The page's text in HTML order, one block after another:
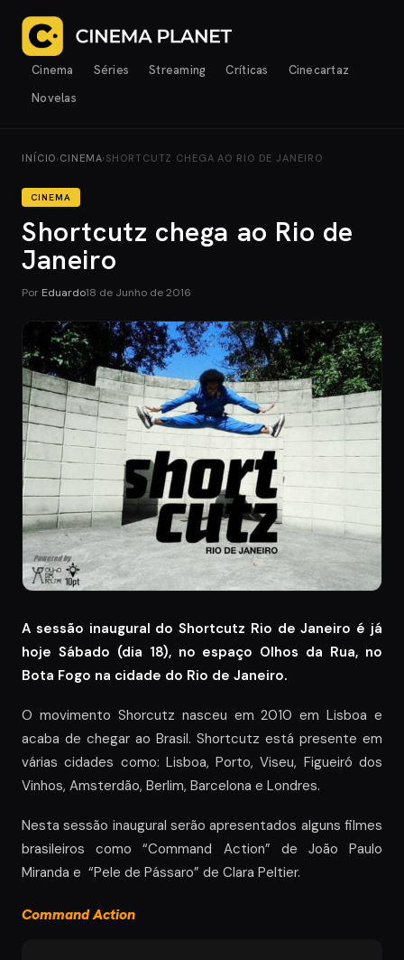
Cinema Séries Streaming Críticas
Cinecartaz
Novelas
INÍCIO› CINEMA› SHORTCUTZ CHEGA AO RIO DE JANEIRO
CINEMA
Shortcutz chega ao Rio de
Janeiro
Por Eduardo18 de Junho de 2016
A sessão inaugural do Shortcutz Rio de Janeiro é já
hoje Sábado (dia 18), no espaço Olhos da Rua, no
Bota Fogo na cidade do Rio de Janeiro.
O movimento Shorcutz nasceu em 2010 em Lisboa e
acaba de chegar ao Brasil. Shortcutz está presente em
várias cidades como: Lisboa, Porto, Viseu, Figueiró dos
Vinhos, Amsterdão, Berlim, Barcelona e Londres.
Nesta sessão inaugural serão apresentados alguns filmes
brasileiros como “Command Action” de João Paulo
Miranda e “Pele de Pássaro” de Clara Peltier.
Command Action